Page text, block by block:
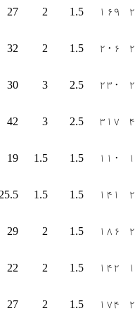
27 2 1.5 ۱۶۹
32 2 1.5 ۲۰۶
30 3 2.5 ۲۳۰
42 3 2.5 ۳۱۷
19 1.5 1.5 ۱۱۰
25.5 1.5 1.5 ۱۴۱
29 2 1.5 ۱۸۶
22 2 1.5 ۱۴۲
27 2 1.5 ۱۷۴